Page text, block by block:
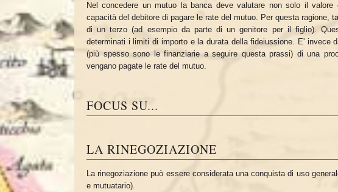
Nel concedere un mutuo la banca deve valutare non solo il
capacità del debitore di pagare le rate del mutuo. Per questa ragione,
di un terzo (ad esempio da parte di un genitore per il figlio).
determinati i limiti di importo e la durata della fideiussione. E' invece
(più spesso sono le finanziarie a seguire questa prassi) di una
vengano pagate le rate del mutuo.
FOCUS SU...
LA RINEGOZIAZIONE
La rinegoziazione può essere considerata una conquista di uso
e mutuatario).